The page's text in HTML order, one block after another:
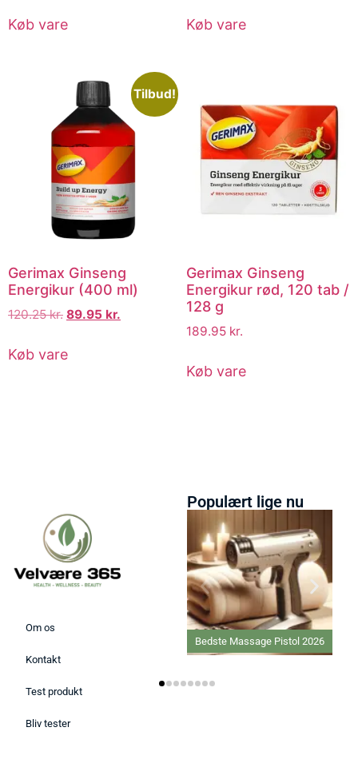
Køb vare Køb vare
Tilbud!
Gerimax Ginseng
Energikur (400 ml)
120.25kr. 89.95 kr.
Køb vare
Gerimax Ginseng
Energikur rød, 120 tab /
128 g
189.95 kr.
Køb vare
Om os
Kontakt
Test produkt
Bliv tester
Populært lige nu
Bedste Massage Pistol 2026